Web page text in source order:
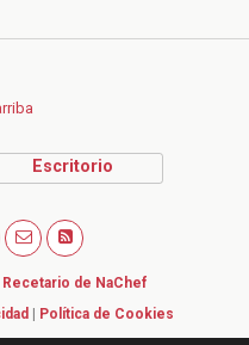
Escritorio
Recetario de NaChef
| Política de Cookies